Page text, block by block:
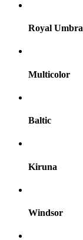
Royal Umbra
Multicolor
Baltic
Kiruna
Windsor